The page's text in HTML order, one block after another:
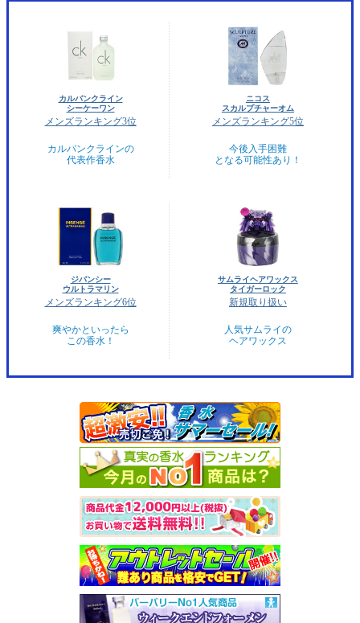
カルバンクライン
シーケーワン
メンズランキング3位
カルバンクラインの
代表作香水
ニコス
スカルプチャーオム
メンズランキング5位
今後入手困難
となる可能性あり！
ジバンシー
ウルトラマリン
メンズランキング6位
爽やかといったら
この香水！
サムライヘアワックス
タイガーロック
新規取り扱い
人気サムライの
ヘアワックス